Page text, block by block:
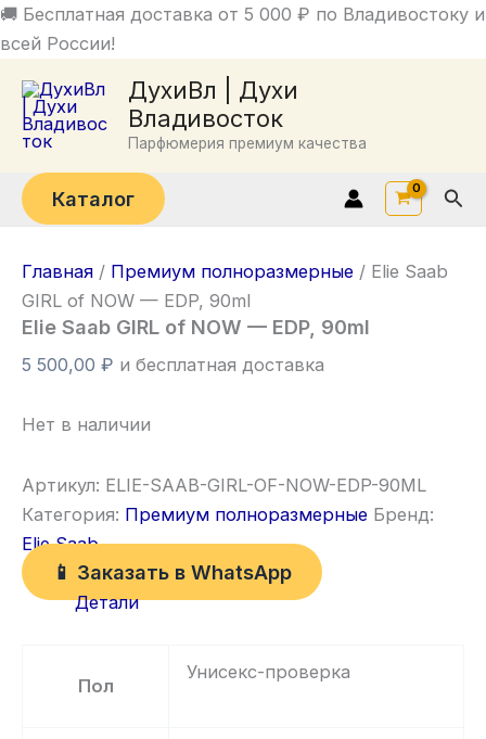
🚚 Бесплатная доставка от 5 000 ₽ по Владивостоку и
всей России!
Перейти
к
ДухиВл | Духи
Владивосток
Парфюмерия премиум качества
Каталог
Главная / Премиум полноразмерные / Elie Saab
GIRL of NOW — EDP, 90ml
Elie Saab GIRL of NOW — EDP, 90ml
5 500,00 ₽ и бесплатная доставка
Нет в наличии
Артикул: ELIE-SAAB-GIRL-OF-NOW-EDP-90ML
Категория: Премиум полноразмерные Бренд:
Elie Saab
📱 Заказать в WhatsApp
Детали
Пол
Унисекс-проверка